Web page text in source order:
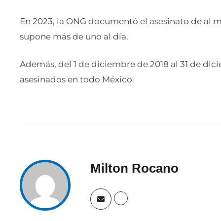
En 2023, la ONG documentó el asesinato de al
supone más de uno al día.
Además, del 1 de diciembre de 2018 al 31 de
asesinados en todo México.
Milton Rocano